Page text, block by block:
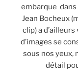
embarque dans
Jean Bocheux
clip) a
d’images se
sous nos yeux,
détail